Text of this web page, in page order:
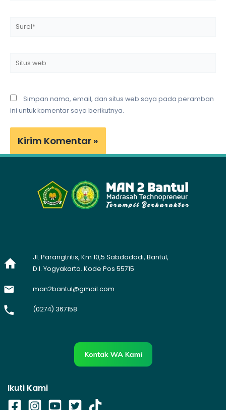
Surel*
Simpan nama, email, dan situs web saya pada peramban
ini untuk komentar saya berikutnya.
Jl. Parangtritis, Km 10,5 Sabdodadi, Bantul,
D.I. Yogyakarta. Kode Pos 55715
man2bantul@gmail.com
(0274) 367158
Ikuti Kami